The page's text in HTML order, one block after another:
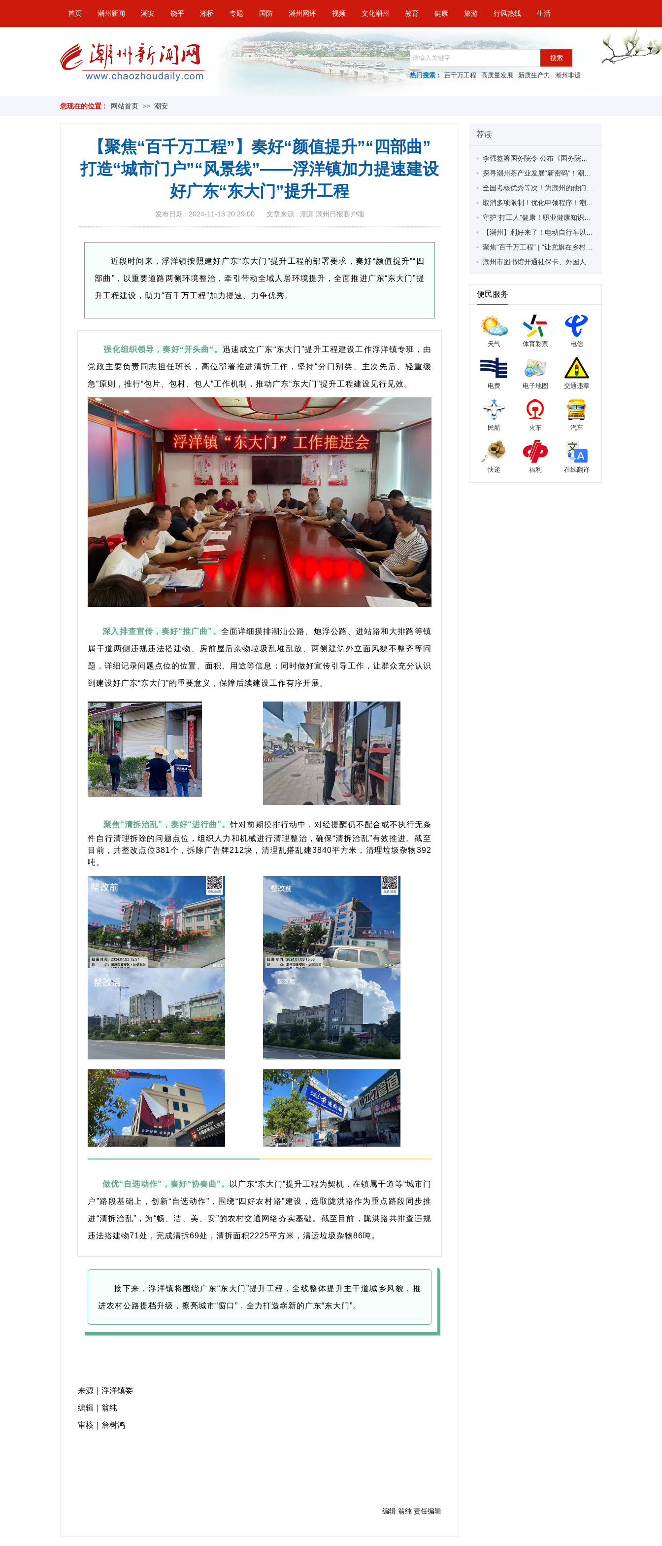
首页 潮州新闻 潮安 饶平 湘桥 专题 国防 潮州网评 视频 文化潮州 教育 健康 旅游 行风热线 生活
搜索
热门搜索 : 百千万工程 高质量发展 新质生产力 潮州非遗
您现在的位置 : 网站首页 >> 潮安
【聚焦“百千万工程”】奏好“颜值提升”“四部曲”
打造“城市门户”“风景线”——浮洋镇加力提速建设
好广东“东大门”提升工程
发布日期 : 2024-11-13 20:29:00 文章来源 : 潮湃 潮州日报客户端
近段时间来，浮洋镇按照建好广东“东大门”提升工程的部署要求，奏好“颜值提升”“四
部曲”，以重要道路两侧环境整治，牵引带动全域人居环境提升，全面推进广东“东大门”提
升工程建设，助力“百千万工程”加力提速、力争优秀。
强化组织领导，奏好“开头曲”。 迅速成立广东“东大门”提升工程建设工作浮洋镇专班，由
党政主要负责同志担任班长，高位部署推进清拆工作，坚持“分门别类、主次先后、轻重缓
急”原则，推行“包片、包村、包人”工作机制，推动广东“东大门”提升工程建设见行见效。
深入排查宣传，奏好“推广曲” 。 全面详细摸排潮汕公路、炮浮公路、进站路和大排路等镇
属干道两侧违规违法搭建物、房前屋后杂物垃圾乱堆乱放、两侧建筑外立面风貌不整齐等问
题，详细记录问题点位的位置、面积、用途等信息；同时做好宣传引导工作，让群众充分认识
到建设好广东“东大门”的重要意义，保障后续建设工作有序开展。
聚焦“清拆治乱” ，奏好“进行曲” 。针对前期摸排行动中，对经提醒仍不配合或不执行无条
件自行清理拆除的问题点位，组织人力和机械进行清理整治，确保“清拆治乱”有效推进。截至
目前，共整改点位381个，拆除广告牌212块，清理乱搭乱建3840平方米，清理垃圾杂物392
吨。
做优“ 自选动作” ，奏好“协奏曲” 。 以广东“东大门”提升工程为契机，在镇属干道等“城市门
户”路段基础上，创新“自选动作”，围绕“四好农村路”建设，选取陇洪路作为重点路段同步推
进“清拆治乱”，为“畅、洁、美、安”的农村交通网络夯实基础。截至目前，陇洪路共排查违规
违法搭建物71处，完成清拆69处，清拆面积2225平方米，清运垃圾杂物86吨。
接下来，浮洋镇将围绕广东“东大门”提升工程，全线整体提升主干道城乡风貌，推
进农村公路提档升级，擦亮城市“窗口”，全力打造崭新的广东“东大门”。
来源｜浮洋镇委
编辑｜翁纯
审核｜詹树鸿
编辑 翁纯 责任编辑
荐读
便民服务
天气 体育彩票 电信
电费 电子地图 交通违章
民航 火车 汽车
快递 福利 在线翻译